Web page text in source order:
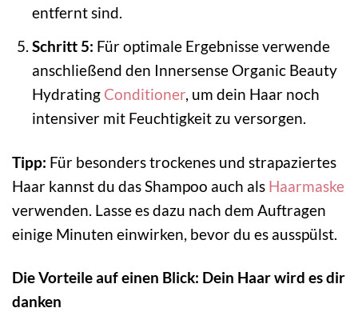
entfernt sind.
Schritt 5: Für optimale Ergebnisse verwende
anschließend den Innersense Organic Beauty
Hydrating Conditioner, um dein Haar noch
intensiver mit Feuchtigkeit zu versorgen.
Tipp: Für besonders trockenes und strapaziertes
Haar kannst du das Shampoo auch als Haarmaske
verwenden. Lasse es dazu nach dem Auftragen
einige Minuten einwirken, bevor du es ausspülst.
Die Vorteile auf einen Blick: Dein Haar wird es dir
danken